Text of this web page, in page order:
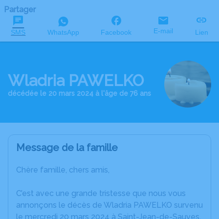
Partager
SMS WhatsApp Facebook E-mail Lien
Wladria PAWELKO
décédée le 20 mars 2024 à l'âge de 76 ans
Message de la famille
Chère famille, chers amis,
C’est avec une grande tristesse que nous vous
annonçons le décès de Wladria PAWELKO survenu
le mercredi 20 mars 2024 à Saint-Jean-de-Sauves.